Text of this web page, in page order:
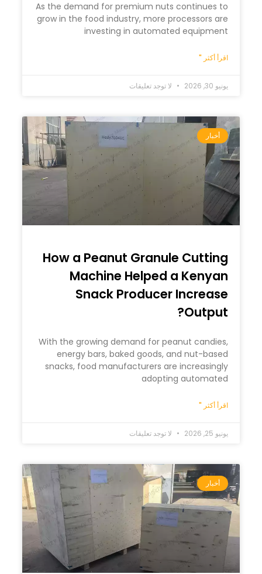
As the demand for premium nuts continues to
grow in the food industry, more processors are
investing in automated equipment
اقرأ أكثر "
يونيو 30, 2026 لا توجد تعليقات
أخبار
How a Peanut Granule Cutting
Machine Helped a Kenyan
Snack Producer Increase
Output?
With the growing demand for peanut candies,
energy bars, baked goods, and nut-based
snacks, food manufacturers are increasingly
adopting automated
اقرأ أكثر "
يونيو 25, 2026 لا توجد تعليقات
أخبار